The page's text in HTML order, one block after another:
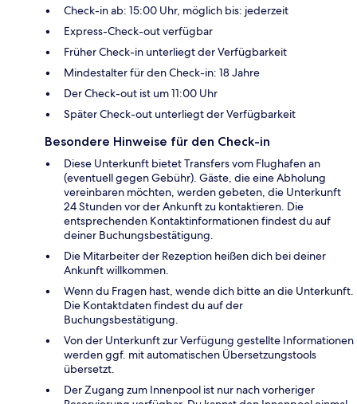
Check-in ab: 15:00 Uhr, möglich bis: jederzeit
Express-Check-out verfügbar
Früher Check-in unterliegt der Verfügbarkeit
Mindestalter für den Check-in: 18 Jahre
Der Check-out ist um 11:00 Uhr
Später Check-out unterliegt der Verfügbarkeit
Besondere Hinweise für den Check-in
Diese Unterkunft bietet Transfers vom Flughafen an
(eventuell gegen Gebühr). Gäste, die eine Abholung
vereinbaren möchten, werden gebeten, die Unterkunft
24 Stunden vor der Ankunft zu kontaktieren. Die
entsprechenden Kontaktinformationen findest du auf
deiner Buchungsbestätigung.
Die Mitarbeiter der Rezeption heißen dich bei deiner
Ankunft willkommen.
Wenn du Fragen hast, wende dich bitte an die Unterkunft.
Die Kontaktdaten findest du auf der
Buchungsbestätigung.
Von der Unterkunft zur Verfügung gestellte Informationen
werden ggf. mit automatischen Übersetzungstools
übersetzt.
Der Zugang zum Innenpool ist nur nach vorheriger